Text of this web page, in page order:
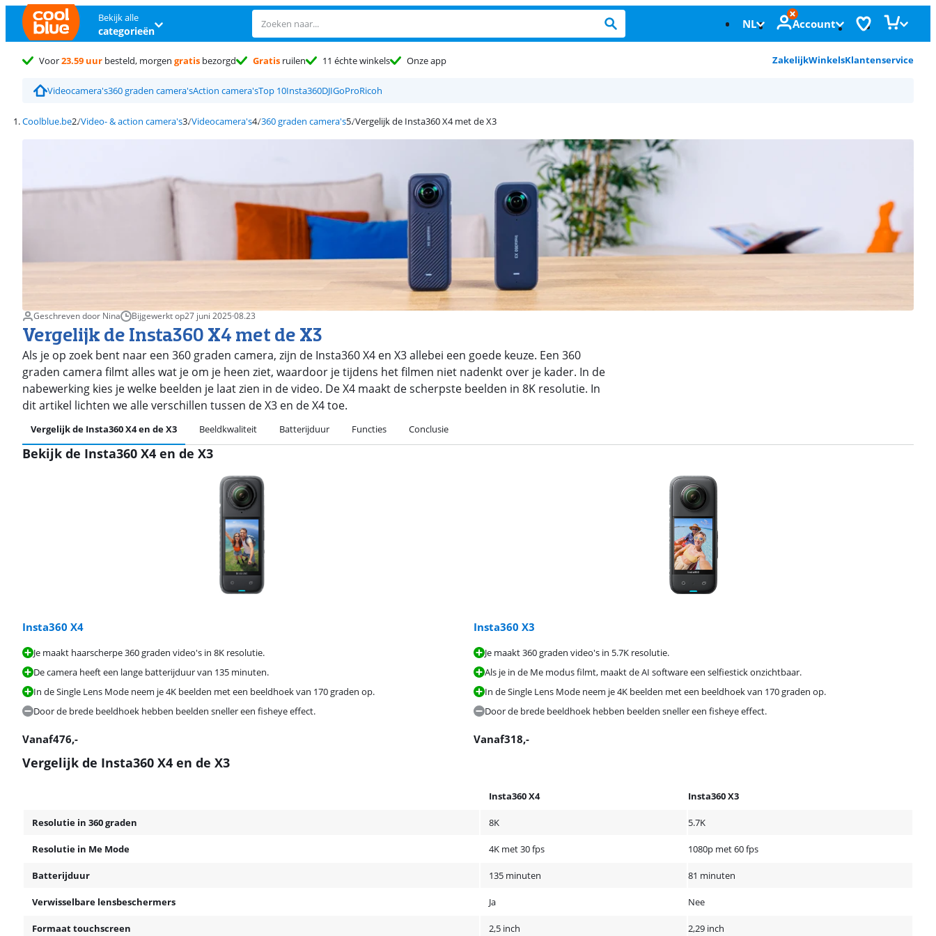
Bekijk alle
categorieën NL Account
Voor23.59 uur besteld, morgen gratis bezorgd Gratis ruilen 11 échte winkels Onze app ZakelijkWinkelsKlantenservice
Videocamera's360 graden camera'sAction camera'sTop 10Insta360DJIGoProRicoh
Coolblue.be Video- & action camera's Videocamera's 360 graden camera's Vergelijk de Insta360 X4 met de X3
Geschreven door Nina Bijgewerkt op27 juni 2025·08.23
Vergelijk de Insta360 X4 met de X3
Als je op zoek bent naar een 360 graden camera, zijn de Insta360 X4 en X3 allebei een goede keuze. Een 360
graden camera filmt alles wat je om je heen ziet, waardoor je tijdens het filmen niet nadenkt over je kader. In de
nabewerking kies je welke beelden je laat zien in de video. De X4 maakt de scherpste beelden in 8K resolutie. In
dit artikel lichten we alle verschillen tussen de X3 en de X4 toe.
Vergelijk de Insta360 X4 en de X3 Beeldkwaliteit Batterijduur Functies Conclusie
Bekijk de Insta360 X4 en de X3
Insta360 X4
Je maakt haarscherpe 360 graden video's in 8K resolutie.
De camera heeft een lange batterijduur van 135 minuten.
In de Single Lens Mode neem je 4K beelden met een beeldhoek van 170 graden op.
Door de brede beeldhoek hebben beelden sneller een fisheye effect.
Vanaf476,-
Insta360 X3
Je maakt 360 graden video's in 5.7K resolutie.
Als je in de Me modus filmt, maakt de AI software een selfiestick onzichtbaar.
In de Single Lens Mode neem je 4K beelden met een beeldhoek van 170 graden op.
Door de brede beeldhoek hebben beelden sneller een fisheye effect.
Vanaf318,-
Vergelijk de Insta360 X4 en de X3
Insta360 X4 Insta360 X3
Resolutie in 360 graden 8K 5.7K
Resolutie in Me Mode 4K met 30 fps 1080p met 60 fps
Batterijduur 135 minuten 81 minuten
Verwisselbare lensbeschermers Ja Nee
Formaat touchscreen 2,5 inch 2,29 inch